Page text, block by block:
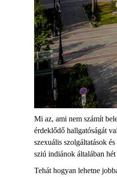
Mi az, ami nem számít
érdeklődő hallgatóságát
szexuális szolgáltatások
sziú indiánok általában
Tehát hogyan lehetne